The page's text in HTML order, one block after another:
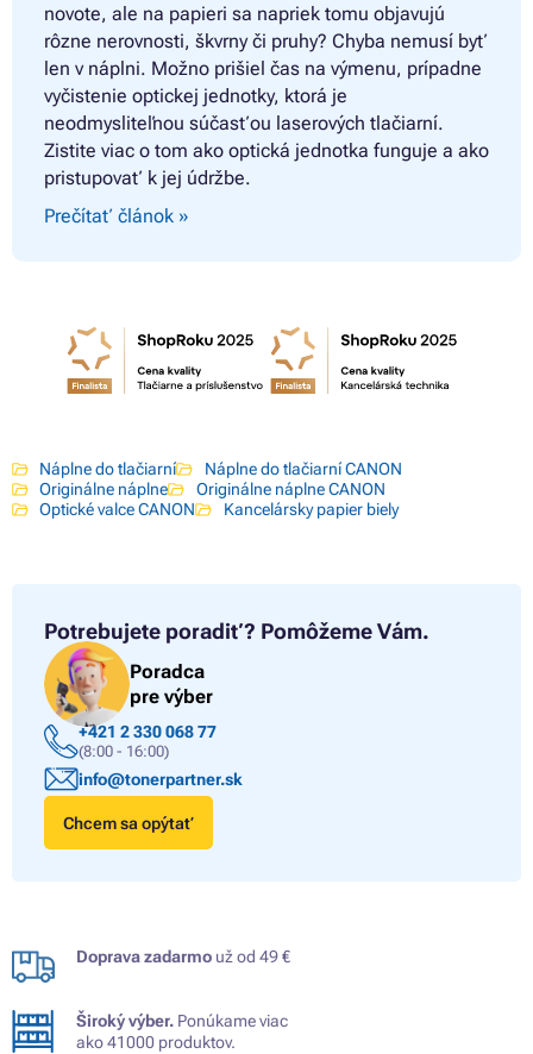
novote, ale na papieri sa napriek tomu objavujú
rôzne nerovnosti, škvrny či pruhy? Chyba nemusí byť
len v náplni. Možno prišiel čas na výmenu, prípadne
vyčistenie optickej jednotky, ktorá je
neodmysliteľnou súčasťou laserových tlačiarní.
Zistite viac o tom ako optická jednotka funguje a ako
pristupovať k jej údržbe.
Prečítať článok »
Náplne do tlačiarní
Náplne do tlačiarní CANON
Originálne náplne
Originálne náplne CANON
Optické valce CANON
Kancelársky papier biely
Potrebujete poradiť? Pomôžeme Vám.
Poradca
pre výber
+421 2 330 068 77
(8:00 - 16:00)
info@tonerpartner.sk
Chcem sa opýtať
Doprava zadarmo už od 49 €
Široký výber. Ponúkame viac
ako 41000 produktov.